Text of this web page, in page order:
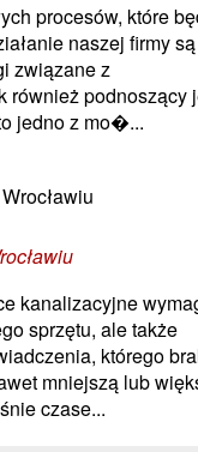
procesów, które
naszej firmy są
związane z
również podnoszący
jedno z mo�...
kanalizacyjne
sprzętu, ale także
którego
mniejszą lub
czase...